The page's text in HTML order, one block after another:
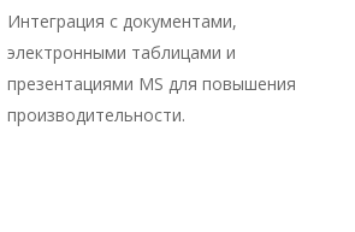
Интеграция с документами,
электронными таблицами и
презентациями MS для повышения
производительности.